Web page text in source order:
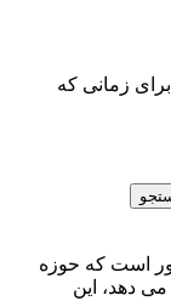
زمانی که
است که حوزه
دهد، این